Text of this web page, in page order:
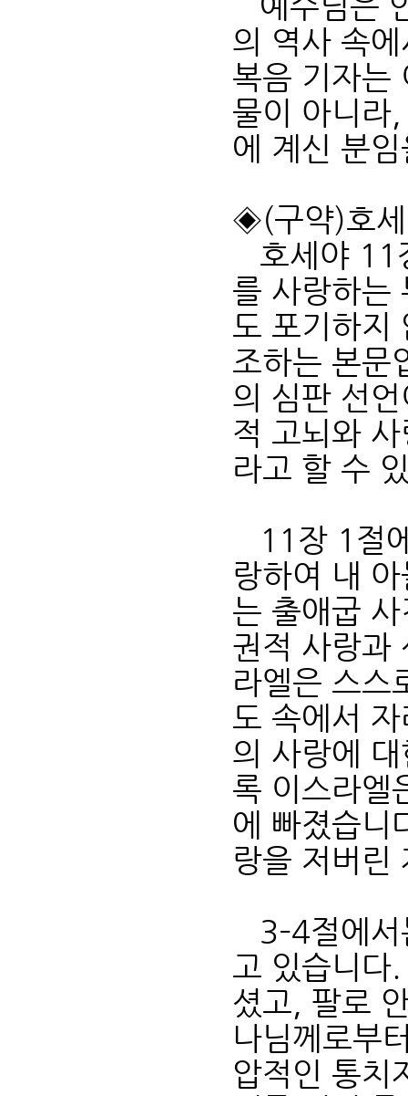
의 역사 속
복음 기자는
물이 아니라
에 계신 분
◈(구약)호
호세야 11
를 사랑하는
도 포기하지
조하는 본문
의 심판 선
적 고뇌와
라고 할 수
11장 1절
랑하여 내
는 출애굽
권적 사랑과
라엘은 스스
도 속에서 자
의 사랑에
록 이스라엘
에 빠졌습니
랑을 저버린
3–4절에서
고 있습니다
셨고, 팔로
나님께로부
압적인 통치